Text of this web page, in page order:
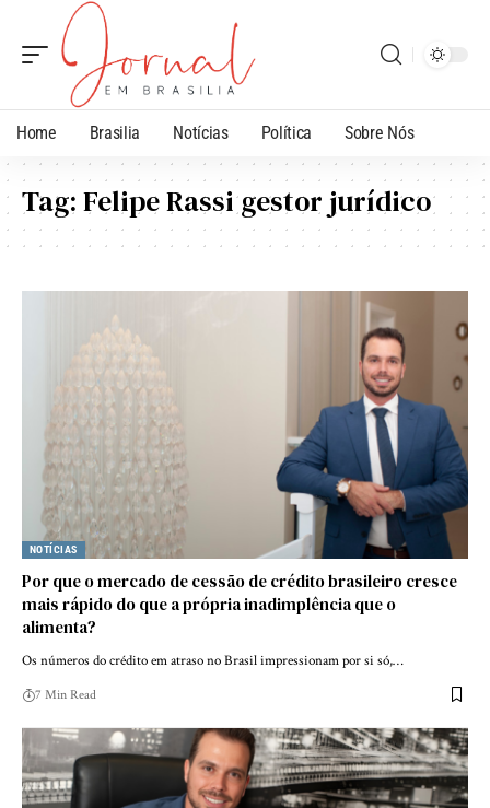
Home Brasilia Notícias Política Sobre Nós
Tag:Felipe Rassi gestor jurídico
NOTÍCIAS
Por que o mercado de cessão de crédito brasileiro cresce
mais rápido do que a própria inadimplência que o
alimenta?
Os números do crédito em atraso no Brasil impressionam por si só,…
7 Min Read